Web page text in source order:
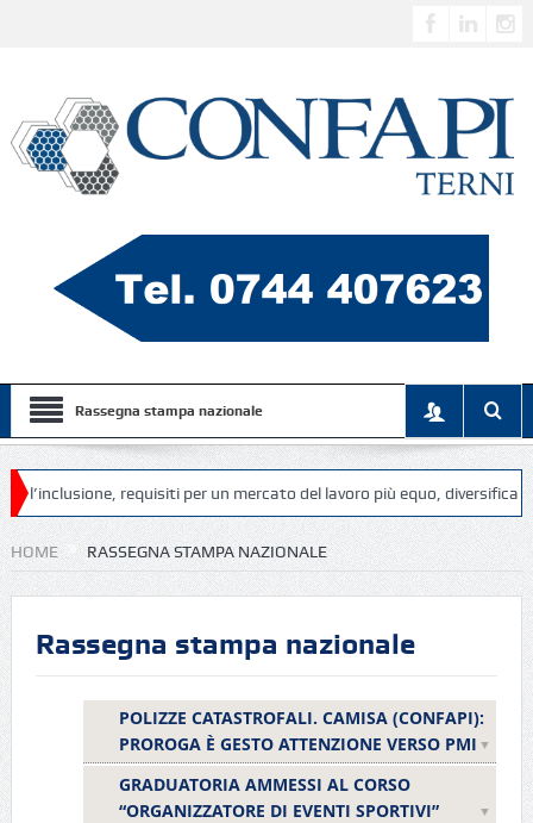
Rassegna stampa nazionale
requisiti per un mercato del lavoro più equo, diversificato e
HOME RASSEGNA STAMPA NAZIONALE
Rassegna stampa nazionale
POLIZZE CATASTROFALI. CAMISA (CONFAPI):
PROROGA È GESTO ATTENZIONE VERSO PMI
GRADUATORIA AMMESSI AL CORSO
“ORGANIZZATORE DI EVENTI SPORTIVI”